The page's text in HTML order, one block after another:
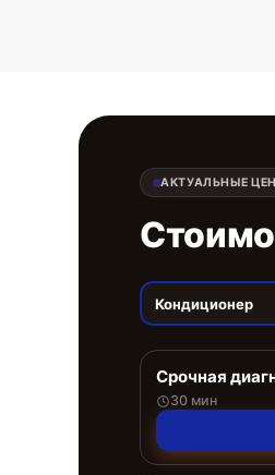
АКТУАЛЬНЫЕ
Кондиционер
Срочная
30 мин